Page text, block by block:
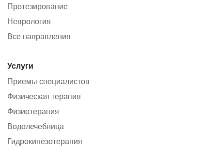
Протезирование
Неврология
Все направления
Услуги
Приемы специалистов
Физическая терапия
Физиотерапия
Водолечебница
Гидрокинезотерапия